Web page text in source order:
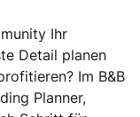
Ihr
Detail planen
Im B&B
Planner,